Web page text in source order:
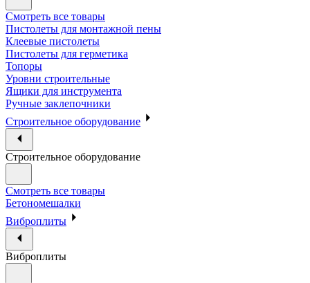
Смотреть все товары
Пистолеты для монтажной пены
Клеевые пистолеты
Пистолеты для герметика
Топоры
Уровни строительные
Ящики для инструмента
Ручные заклепочники
Строительное оборудование
Строительное оборудование
Смотреть все товары
Бетономешалки
Виброплиты
Виброплиты